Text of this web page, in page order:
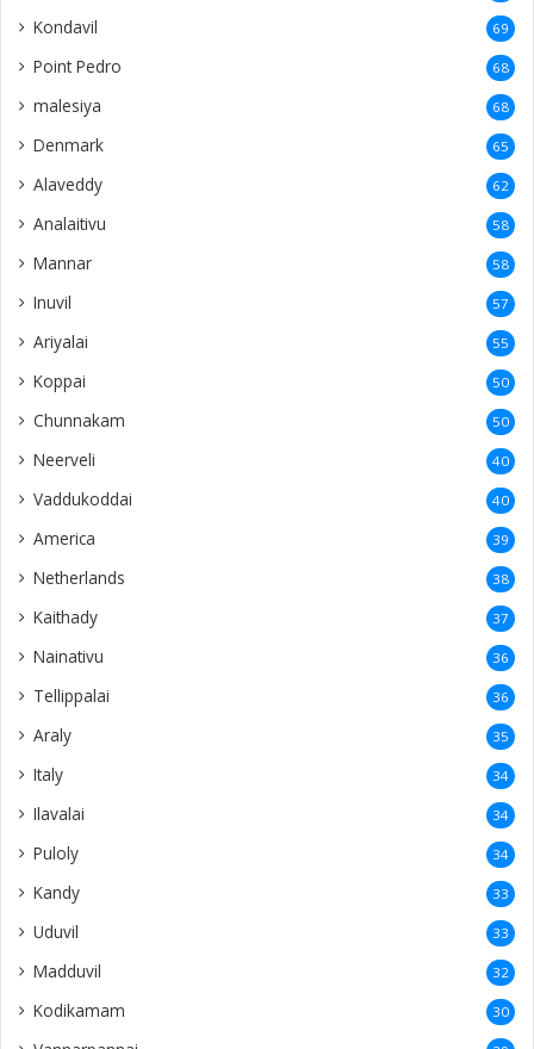
Kondavil 69
Point Pedro 68
malesiya 68
Denmark 65
Alaveddy 62
Analaitivu 58
Mannar 58
Inuvil 57
Ariyalai 55
Koppai 50
Chunnakam 50
Neerveli 40
Vaddukoddai 40
America 39
Netherlands 38
Kaithady 37
Nainativu 36
Tellippalai 36
Araly 35
Italy 34
Ilavalai 34
Puloly 34
Kandy 33
Uduvil 33
Madduvil 32
Kodikamam 30